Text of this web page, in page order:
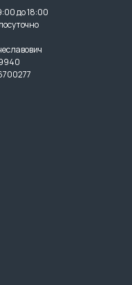
до 18:00